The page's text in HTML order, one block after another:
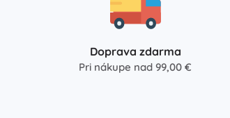
Doprava zdarma
Pri nákupe nad 99,00 €